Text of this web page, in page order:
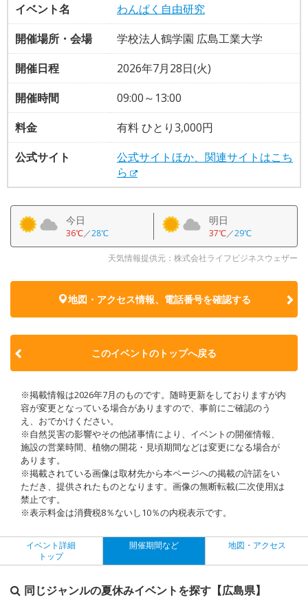
イベント名
わんぱく自由研究
開催場所・会場
学校法人鶴学園 広島工業大学
開催日程
2026年7月28日(火)
開催時間
09:00～13:00
料金
有料 ひとり3,000円
公式サイト
公式サイトほか、関連サイトはこち
ら
今日
36℃／28℃
明日
37℃／29℃
天気情報提供元：株式会社ライフビジネスウェザー
地図・アクセス情報、電話番号を確認する
このイベントのトップへ戻る
※掲載情報は2026年7月のものです。随時更新をしておりますが内
容が変更となっている場合がありますので、事前にご確認のう
え、おでかけください。
※自然災害の影響やその他諸事情により、イベントの開催情報、
施設の営業時間、植物の開花・見頃期間などは変更になる場合が
あります。
※掲載されている画像は取材先から本ページへの掲載の許諾をい
ただき、提供されたものとなります。画像の無断転載(二次使用)は
禁止です。
※表示料金は消費税8％ないし10％の内税表示です。
イベント詳細
トップ
開催期間など 地図・アクセス
同じジャンルの夏休みイベントを探す【広島県】